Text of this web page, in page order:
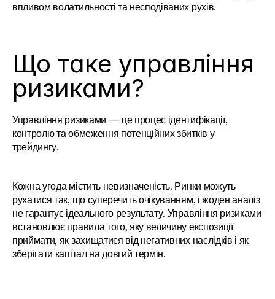
впливом волатильності та несподіваних рухів.
Що таке управління
ризиками?
Управління ризиками — це процес ідентифікації,
контролю та обмеження потенційних збитків у
трейдингу.
Кожна угода містить невизначеність. Ринки можуть
рухатися так, що суперечить очікуванням, і жоден аналіз
не гарантує ідеального результату. Управління ризиками
встановлює правила того, яку величину експозиції
приймати, як захищатися від негативних наслідків і як
зберігати капітал на довгий термін.